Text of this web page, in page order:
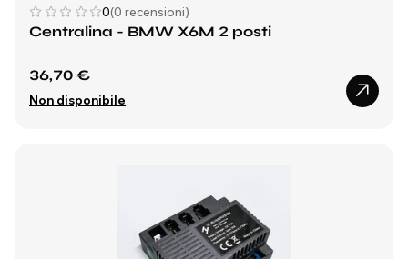
0(0 recensioni)
Centralina - BMW X6M 2 posti
36,70 €
Non disponibile